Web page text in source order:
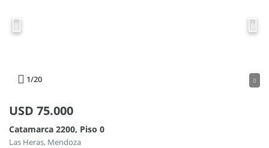
1/20 0
USD 75.000
Catamarca 2200, Piso 0
Las Heras, Mendoza